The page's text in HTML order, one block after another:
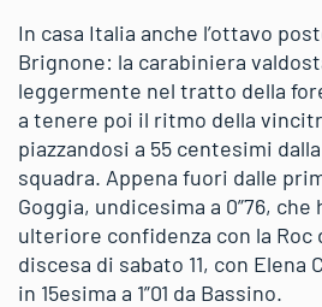
In casa Italia anche l’ottavo
Brignone: la carabiniera
leggermente nel tratto della
a tenere poi il ritmo della
piazzandosi a 55 centesimi
squadra. Appena fuori dalle
Goggia, undicesima a 0”76,
ulteriore confidenza con la Roc
discesa di sabato 11, con Elena
in 15esima a 1”01 da Bassino.